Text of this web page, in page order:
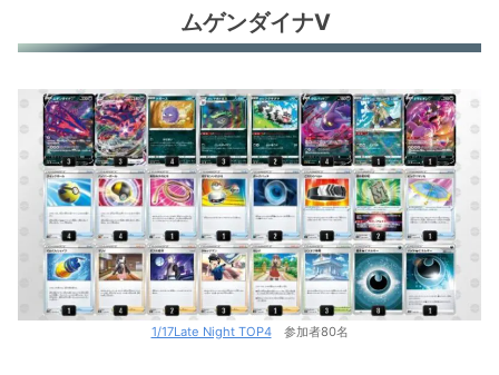
ムゲンダイナV
1/17Late Night TOP4参加者80名